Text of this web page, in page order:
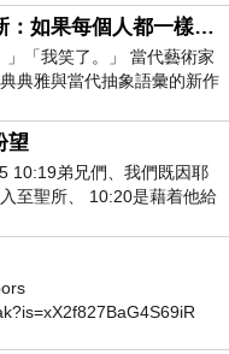
當代藝術家盧嵐新：如果每個人都一樣，這世界該有多無聊？
「我笑了。」 當代藝術家
典雅與當代抽象語彙的新作
為背景，描繪了
望
10:19弟兄們、我們既因耶
至聖所、 10:20是藉着他給
的路從幔子經過